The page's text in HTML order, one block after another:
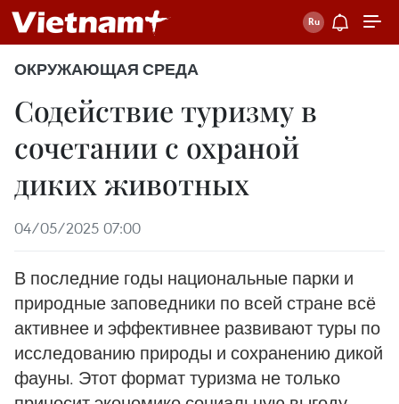
ОКРУЖАЮЩАЯ СРЕДА
Содействие туризму в
сочетании с охраной
диких животных
04/05/2025 07:00
В последние годы национальные парки и
природные заповедники по всей стране всё
активнее и эффективнее развивают туры по
исследованию природы и сохранению дикой
фауны. Этот формат туризма не только